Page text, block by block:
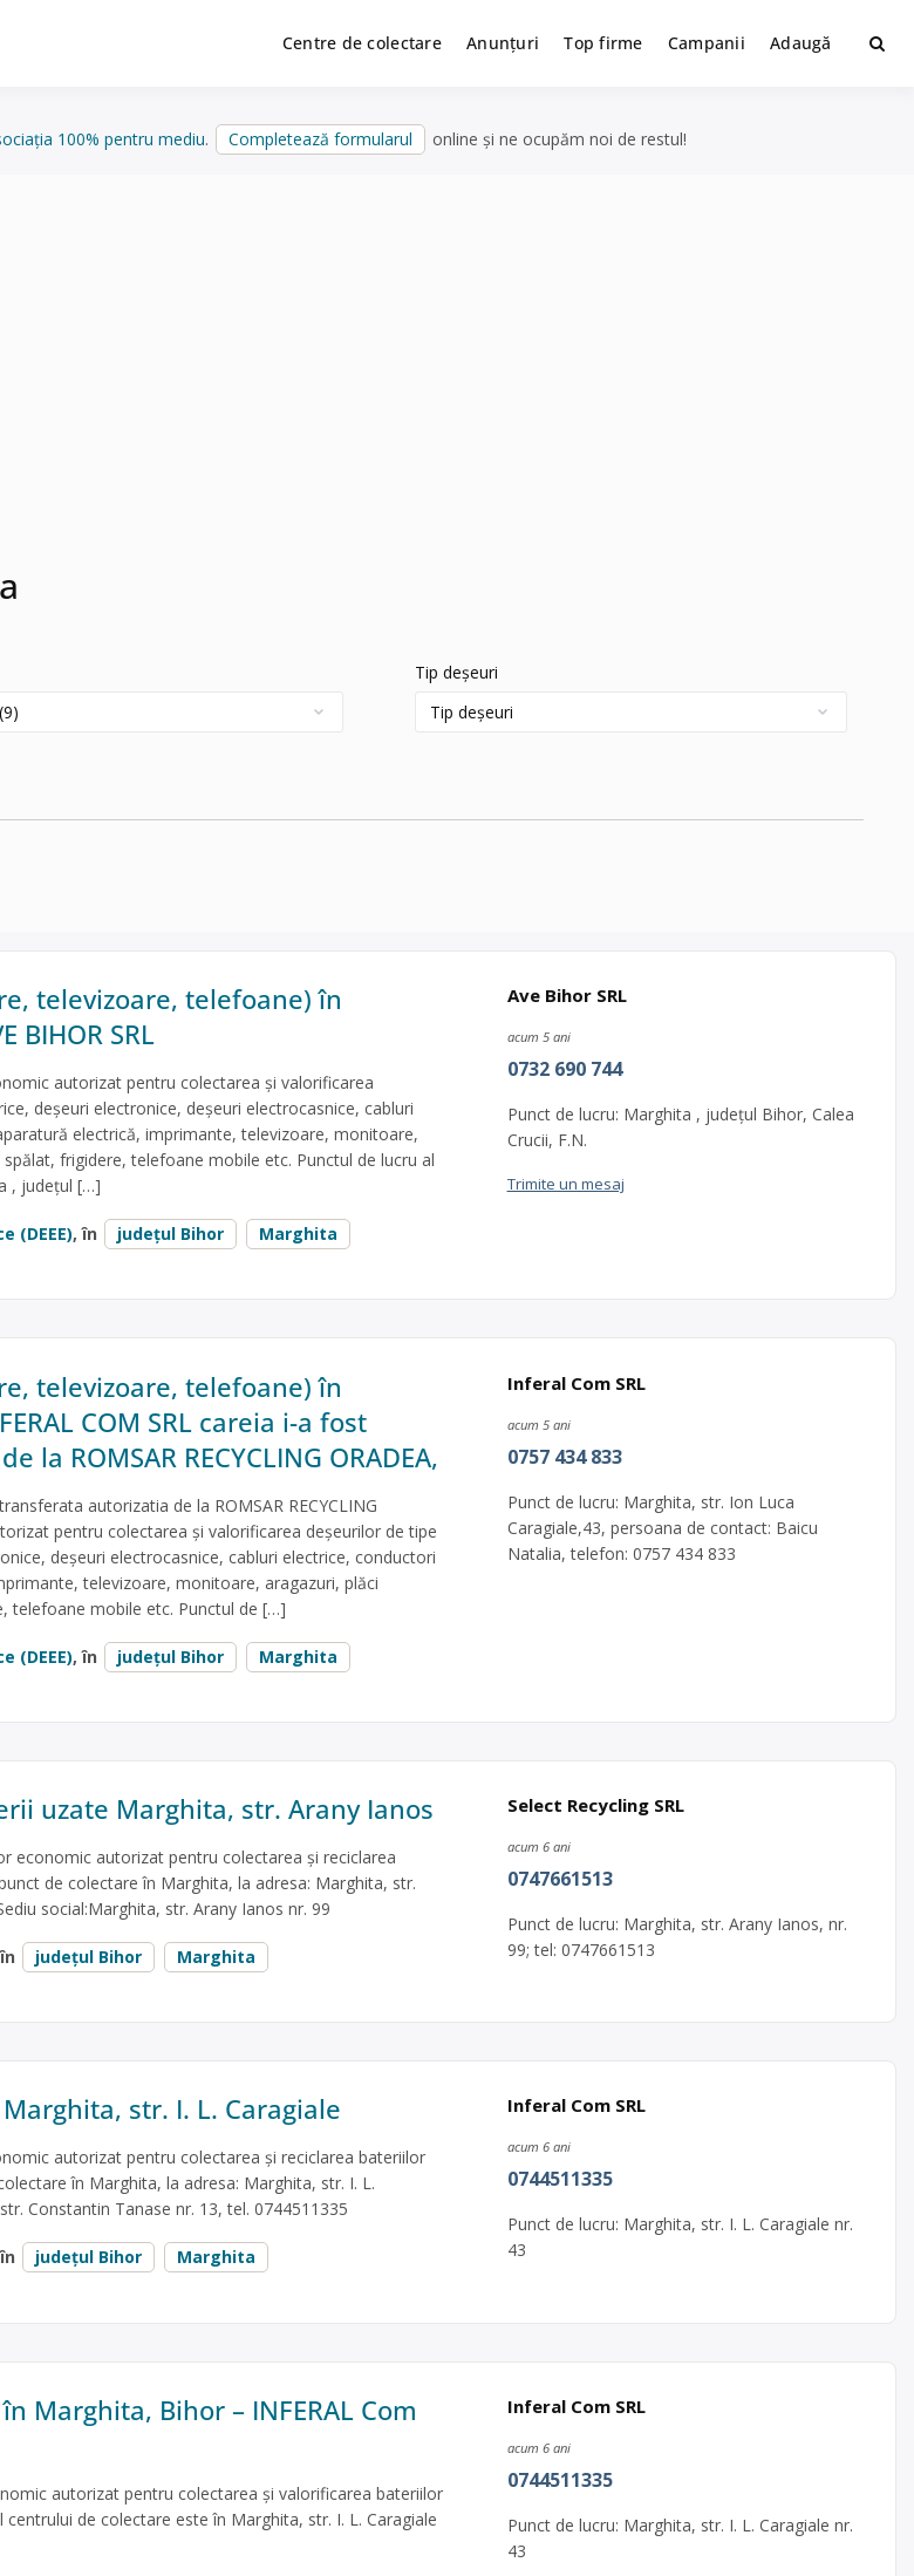
Centre de colectare Anunțuri Top firme Campanii Adaugă
100% pentru mediu. Completează formularul online și ne ocupăm noi de restul!
Tip deșeuri
televizoare, telefoane) în
BIHOR SRL
autorizat pentru colectarea și valorificarea
deșeuri electronice, deșeuri electrocasnice, cabluri
electrică, imprimante, televizoare, monitoare,
frigidere, telefoane mobile etc. Punctul de lucru al
, judeţul […]
(DEEE), în județul Bihor Marghita
Ave Bihor SRL
acum 5 ani
0732 690 744
Punct de lucru: Marghita , judeţul Bihor, Calea
Crucii, F.N.
Trimite un mesaj
televizoare, telefoane) în
COM SRL careia i-a fost
ROMSAR RECYCLING ORADEA,
autorizatia de la ROMSAR RECYCLING
pentru colectarea și valorificarea deșeurilor de tipe
deșeuri electrocasnice, cabluri electrice, conductori
televizoare, monitoare, aragazuri, plăci
telefoane mobile etc. Punctul de […]
(DEEE), în județul Bihor Marghita
Inferal Com SRL
acum 5 ani
0757 434 833
Punct de lucru: Marghita, str. Ion Luca
Caragiale,43, persoana de contact: Baicu
Natalia, telefon: 0757 434 833
uzate Marghita, str. Arany Ianos
economic autorizat pentru colectarea și reciclarea
de colectare în Marghita, la adresa: Marghita, str.
social:Marghita, str. Arany Ianos nr. 99
județul Bihor Marghita
Select Recycling SRL
acum 6 ani
0747661513
Punct de lucru: Marghita, str. Arany Ianos, nr.
99; tel: 0747661513
str. I. L. Caragiale
autorizat pentru colectarea și reciclarea bateriilor
în Marghita, la adresa: Marghita, str. I. L.
Constantin Tanase nr. 13, tel. 0744511335
județul Bihor Marghita
Inferal Com SRL
acum 6 ani
0744511335
Punct de lucru: Marghita, str. I. L. Caragiale nr.
43
Marghita, Bihor – INFERAL Com
autorizat pentru colectarea și valorificarea bateriilor
de colectare este în Marghita, str. I. L. Caragiale
Inferal Com SRL
acum 6 ani
0744511335
Punct de lucru: Marghita, str. I. L. Caragiale nr.
43